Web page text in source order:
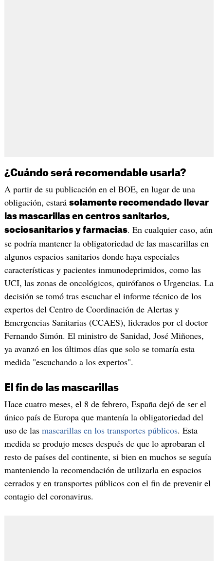
¿Cuándo será recomendable usarla?
A partir de su publicación en el BOE, en lugar de una
obligación, estará solamente recomendado llevar
las mascarillas en centros sanitarios,
sociosanitarios y farmacias. En cualquier caso, aún
se podría mantener la obligatoriedad de las mascarillas en
algunos espacios sanitarios donde haya especiales
características y pacientes inmunodeprimidos, como las
UCI, las zonas de oncológicos, quirófanos o Urgencias. La
decisión se tomó tras escuchar el informe técnico de los
expertos del Centro de Coordinación de Alertas y
Emergencias Sanitarias (CCAES), liderados por el doctor
Fernando Simón. El ministro de Sanidad, José Miñones,
ya avanzó en los últimos días que solo se tomaría esta
medida "escuchando a los expertos".
El fin de las mascarillas
Hace cuatro meses, el 8 de febrero, España dejó de ser el
único país de Europa que mantenía la obligatoriedad del
uso de las mascarillas en los transportes públicos. Esta
medida se produjo meses después de que lo aprobaran el
resto de países del continente, si bien en muchos se seguía
manteniendo la recomendación de utilizarla en espacios
cerrados y en transportes públicos con el fin de prevenir el
contagio del coronavirus.